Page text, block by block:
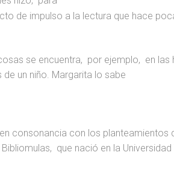
de impulso a la lectura que hace
se encuentra, por ejemplo, en las
un niño. Margarita lo sabe
en consonancia con los planteamientos
que nació en la